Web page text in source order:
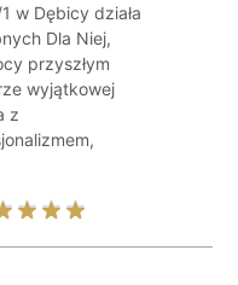
w Dębicy działa
Dla Niej,
przyszłym
wyjątkowej
z